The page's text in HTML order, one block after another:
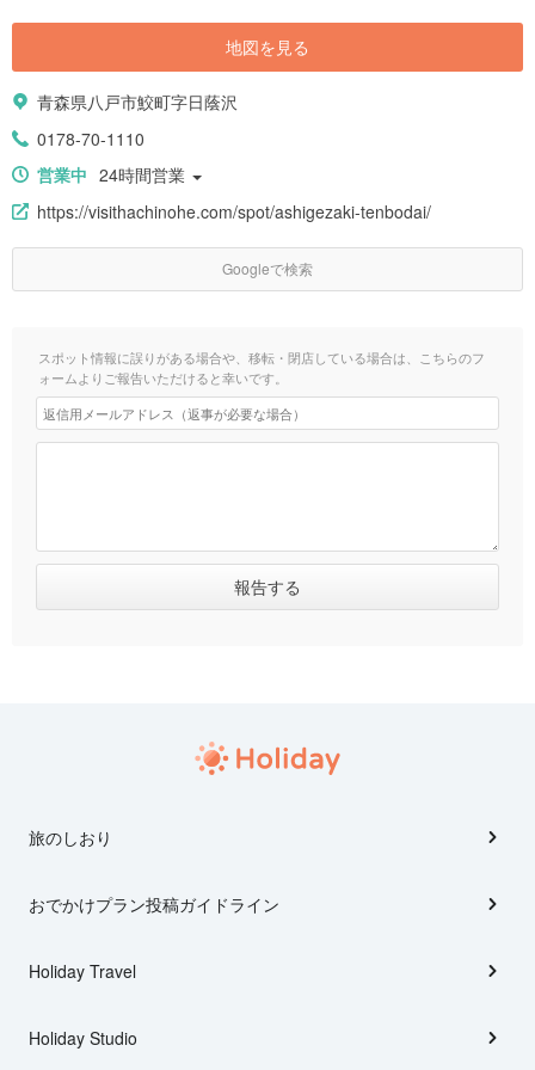
地図を見る
青森県八戸市鮫町字日蔭沢
0178-70-1110
営業中 24時間営業
https://visithachinohe.com/spot/ashigezaki-tenbodai/
Googleで検索
スポット情報に誤りがある場合や、移転・閉店している場合は、こちらのフ
ォームよりご報告いただけると幸いです。
旅のしおり
おでかけプラン投稿ガイドライン
Holiday Travel
Holiday Studio